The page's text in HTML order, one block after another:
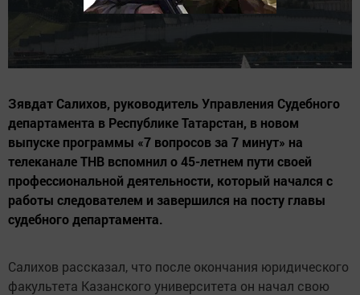
Зявдат Салихов, руководитель Управления Судебного
департамента в Республике Татарстан, в новом
выпуске программы «7 вопросов за 7 минут» на
телеканале ТНВ вспомнил о 45-летнем пути своей
профессиональной деятельности, который начался с
работы следователем и завершился на посту главы
судебного департамента.
Салихов рассказал, что после окончания юридического
факультета Казанского университета он начал свою